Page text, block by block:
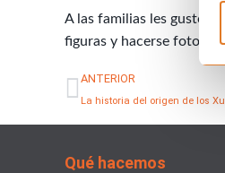
A las familias les gustó
figuras y hacerse fotos
Ant
ANTERIOR
La historia del origen de los
Qué hacemos